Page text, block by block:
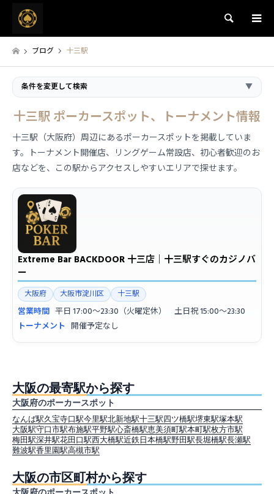
検索
ブログ 十三駅
条件を変更して検索 ▼
十三駅 ポーカースポット、トーナメント情報
十三駅（大阪府）周辺にあるポーカースポットを掲載していま
す。トーナメント開催店、リングゲーム常設店、初心者歓迎のお
店などを、この駅からアクセスしやすいエリアで探せます。
Extreme Bar BACKDOOR 十三店｜十三駅すぐのカジノバ
ー
大阪府 大阪市淀川区 十三駅
営業時間 平日 17:00〜23:30（火曜定休） 土日祝 15:00〜23:30
トーナメント 開催予定なし
大阪の最寄駅から探す
大阪府のポーカースポット
なんば駅久宝寺口駅今里駅北新地駅十三駅四ツ橋駅堺東駅塚本駅
大阪駅守口市駅布施駅平野駅心斎橋駅恵美須町駅本町駅枚方市駅
梅田駅深井駅花田口駅西大橋駅近鉄日本橋駅野田駅長堀橋駅長瀬駅
難波駅香里園駅高槻市駅
大阪の市区町村から探す
大阪府のポーカースポット